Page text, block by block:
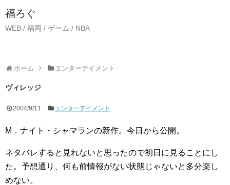
福ろぐ
WEB / 福岡 / ゲーム / NBA
ホーム エンターテイメント
ヴィレッジ
2004/9/11 エンターテイメント
M．ナイト・シャマランの新作。今日から公開。
ネタバレすると見れないと思ったので初日に見ることにし
た。予想通り、何も前情報がない状態じゃないと多分楽し
めない。